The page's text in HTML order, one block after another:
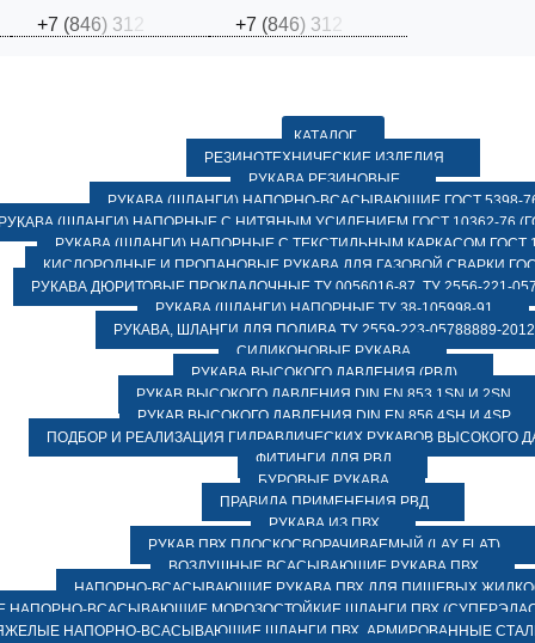
+7 (846) 31 +7 (846) 31
КАТАЛОГ
РЕЗИНОТЕХНИЧЕСКИЕ ИЗДЕЛИЯ
РУКАВА РЕЗИНОВЫЕ
РУКАВА (ШЛАНГИ) НАПОРНО-ВСАСЫВАЮЩИЕ ГОСТ 5398-
(ШЛАНГИ) НАПОРНЫЕ С НИТЯНЫМ УСИЛЕНИЕМ ГОСТ 10362-76
РУКАВА (ШЛАНГИ) НАПОРНЫЕ С ТЕКСТИЛЬНЫМ КАРКАСОМ ГОСТ
КИСЛОРОДНЫЕ И ПРОПАНОВЫЕ РУКАВА ДЛЯ ГАЗОВОЙ СВАРКИ
РУКАВА ДЮРИТОВЫЕ ПРОКЛАДОЧНЫЕ ТУ 0056016-87, ТУ 2556-221-
РУКАВА (ШЛАНГИ) НАПОРНЫЕ ТУ 38-105998-91
РУКАВА, ШЛАНГИ ДЛЯ ПОЛИВА ТУ 2559-223-05788889-2012
СИЛИКОНОВЫЕ РУКАВА
РУКАВА ВЫСОКОГО ДАВЛЕНИЯ (РВД)
РУКАВ ВЫСОКОГО ДАВЛЕНИЯ DIN EN 853 1SN И 2SN
РУКАВ ВЫСОКОГО ДАВЛЕНИЯ DIN EN 856 4SH И 4SP
ПОДБОР И РЕАЛИЗАЦИЯ ГИДРАВЛИЧЕСКИХ РУКАВОВ ВЫСОКОГО
ФИТИНГИ ДЛЯ РВД
БУРОВЫЕ РУКАВА
ПРАВИЛА ПРИМЕНЕНИЯ РВД
РУКАВА ИЗ ПВХ
РУКАВ ПВХ ПЛОСКОСВОРАЧИВАЕМЫЙ (LAY FLAT)
ВОЗДУШНЫЕ ВСАСЫВАЮЩИЕ РУКАВА ПВХ
НАПОРНО-ВСАСЫВАЮЩИЕ РУКАВА ПВХ ДЛЯ ПИЩЕВЫХ
НАПОРНО-ВСАСЫВАЮЩИЕ МОРОЗОСТОЙКИЕ ШЛАНГИ ПВХ
НАПОРНО-ВСАСЫВАЮЩИЕ ШЛАНГИ ПВХ, АРМИРОВАННЫЕ